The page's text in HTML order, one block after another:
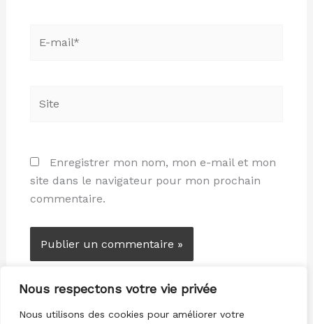
Nous respectons votre vie privée
Nous utilisons des cookies pour améliorer votre
mail*
Enregistrer mon nom, mon e-mail et mon
site dans le navigateur pour mon prochain
commentaire.